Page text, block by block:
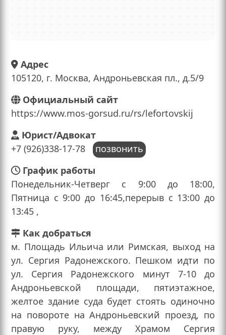
Адрес
105120, г. Москва, Андроньевская пл., д.5/9
Официальный сайт
https://www.mos-gorsud.ru/rs/lefortovskij
Юрист/Адвокат
+7 (926)338-17-78
позвонить
График работы
Понедельник-Четверг с 9:00 до 18:00,
Пятница с 9:00 до 16:45,перерыв с 13:00 до
13:45 ,
Как добраться
м. Площадь Ильича или Римская, выход на
ул. Сергия Радонежского. Пешком идти по
ул. Сергия Радонежского минут 7-10 до
Андроньевской площади, пятиэтажное,
желтое здание суда будет стоять одиночно
на повороте на Андроньевский проезд, по
правую руку, между Храмом Сергия